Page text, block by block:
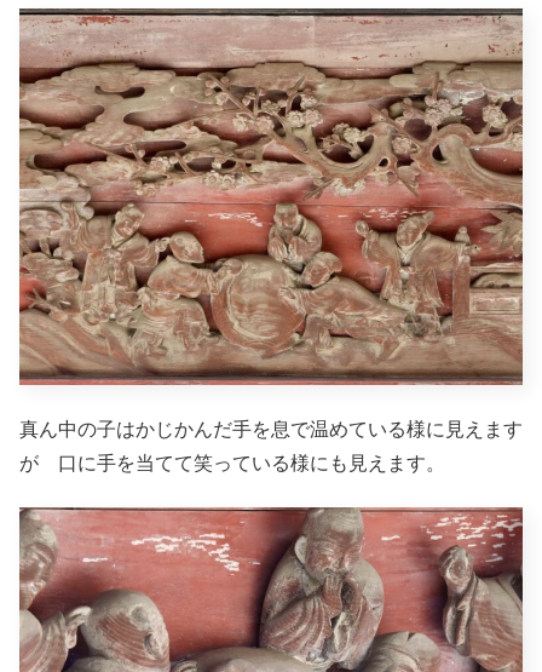
真ん中の子はかじかんだ手を息で温めている様に見えます
が 口に手を当てて笑っている様にも見えます。